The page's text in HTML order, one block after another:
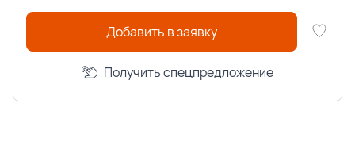
Добавить в заявку
Получить спецпредложение